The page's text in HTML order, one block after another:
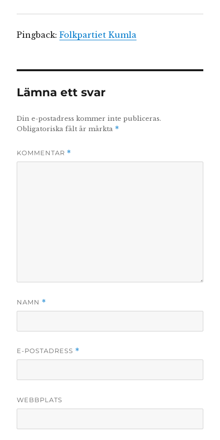
Pingback:Folkpartiet Kumla
Lämna ett svar
Din e-postadress kommer inte publiceras.
Obligatoriska fält är märkta *
KOMMENTAR *
NAMN *
E-POSTADRESS *
WEBBPLATS